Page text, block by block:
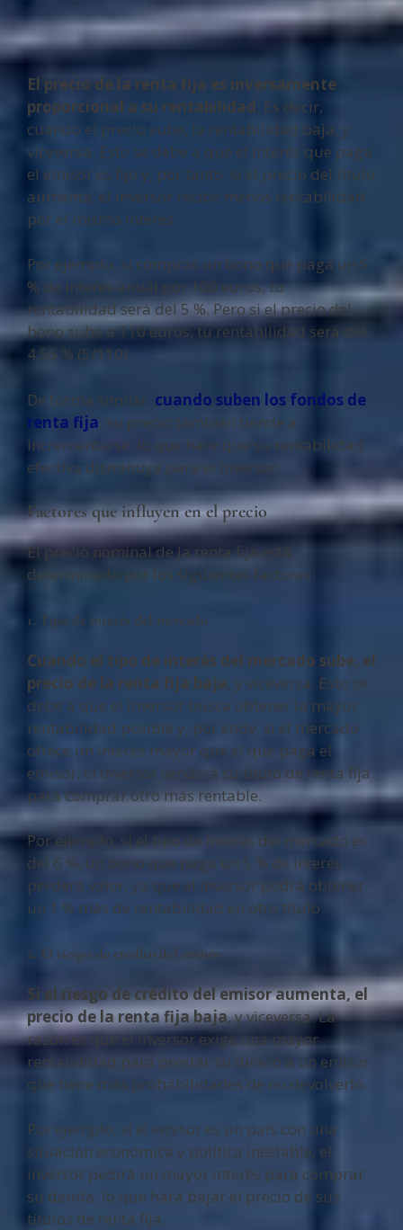
El precio de la renta fija es inversamente
proporcional a su rentabilidad. Es decir,
cuando el precio sube, la rentabilidad baja, y
viceversa. Esto se debe a que el interés que paga
el emisor es fijo y, por tanto, si el precio del título
aumenta, el inversor recibe menos rentabilidad
por el mismo interés.
Por ejemplo, si compras un bono que paga un 5
% de interés anual por 100 euros, tu
rentabilidad será del 5 %. Pero si el precio del
bono sube a 110 euros, tu rentabilidad será del
4,55 % (5/110).
De forma similar, cuando suben los fondos de
renta fija, su precio también tiende a
incrementarse, lo que hace que su rentabilidad
efectiva disminuya para el inversor.
Factores que influyen en el precio
El precio nominal de la renta fija está
determinado por los siguientes factores:
1. Tipo de interés del mercado
Cuando el tipo de interés del mercado sube, el
precio de la renta fija baja, y viceversa. Esto se
debe a que el inversor busca obtener la mayor
rentabilidad posible y, por ende, si el mercado
ofrece un interés mayor que el que paga el
emisor, el inversor venderá su título de renta fija
para comprar otro más rentable.
Por ejemplo, si el tipo de interés del mercado es
del 6 %, un bono que paga un 5 % de interés
perderá valor, ya que el inversor podrá obtener
un 1 % más de rentabilidad en otro título.
2. El riesgo de crédito del emisor
Si el riesgo de crédito del emisor aumenta, el
precio de la renta fija baja, y viceversa. La
razón es que el inversor exige una mayor
rentabilidad para prestar su dinero a un emisor
que tiene más probabilidades de no devolverlo.
Por ejemplo, si el emisor es un país con una
situación económica y política inestable, el
inversor pedirá un mayor interés para comprar
su deuda, lo que hará bajar el precio de sus
títulos de renta fija.